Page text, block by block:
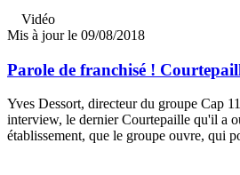
Vidéo
Mis à jour le 09/08/2018
Parole de franchisé !
Yves Dessort, directeur du groupe Cap
interview, le dernier Courtepaille qu'il a
établissement, que le groupe ouvre, qui